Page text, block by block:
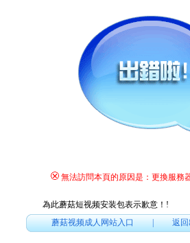
無法訪問本頁的原因是：更換服務
為此蘑菇短视频安装包表示歉意！ !
蘑菇视频成人网站入口|返